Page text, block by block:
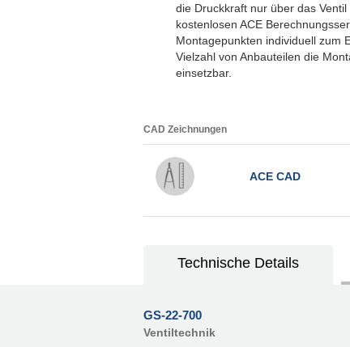
die Druckkraft nur über das
kostenlosen ACE
Montagepunkten individuell zum
Vielzahl von Anbauteilen die
einsetzbar.
CAD Zeichnungen
ACE CAD
Technische Details
GS-22-700
Ventiltechnik